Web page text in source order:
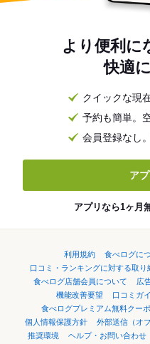
より便利に
快適
クイックな現
予約も簡単。
会員登録なし
ア
アプリなら1ヶ月
利用規約 食べログに
口コミ・ランキングに対する取り
食べログ店舗会員について
広
機能改善要望
口コミガ
食べログプレミアム無料クー
個人情報保護方針
外部送信（オ
推奨環境
ヘルプ・お問い合わせ